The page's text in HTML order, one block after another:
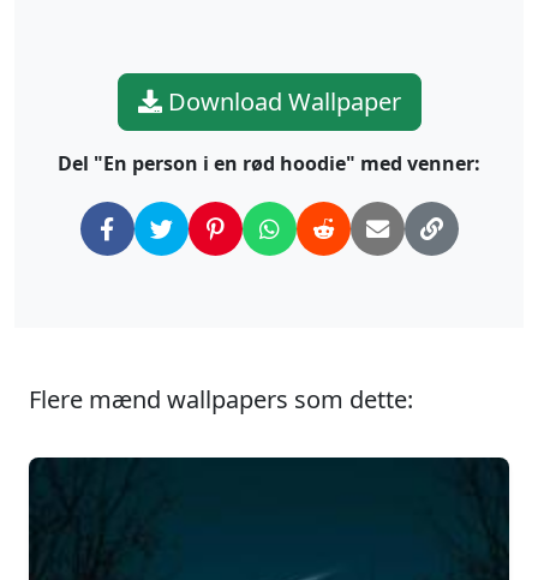
Download Wallpaper
Del "En person i en rød hoodie" med venner:
Flere mænd wallpapers som dette: